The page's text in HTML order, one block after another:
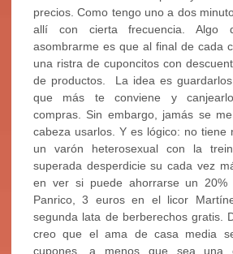
precios. Como tengo uno a dos
allí con cierta frecuencia. Algo
asombrarme es que al final de cada
una ristra de cuponcitos con
de productos. La idea es
que más te conviene y
compras. Sin embargo, jamás se
cabeza usarlos. Y es lógico: no tiene
un varón heterosexual con la
superada desperdicie su cada vez
en ver si puede ahorrarse un 20%
Panrico, 3 euros en el licor
segunda lata de berberechos gratis.
creo que el ama de casa media
cupones, a menos que sea una